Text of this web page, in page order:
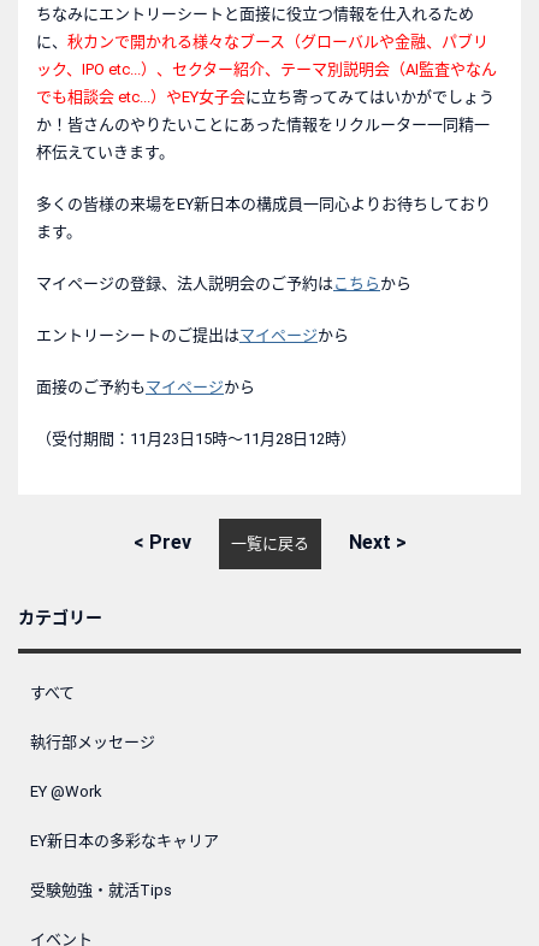
ちなみにエントリーシートと面接に役立つ情報を仕入れるため
に、 秋カンで開かれる様々なブース（グローバルや金融、パブリ
ック、IPO etc...）、セクター紹介、テーマ別説明会（AI監査やなん
でも相談会 etc...）やEY女子会に立ち寄ってみてはいかがでしょう
か！皆さんのやりたいことにあった情報をリクルーター一同精一
杯伝えていきます。
多くの皆様の来場をEY新日本の構成員一同心よりお待ちしており
ます。
マイページの登録、法人説明会のご予約は こちら から
エントリーシートのご提出はマイページから
面接のご予約もマイページから
（受付期間：11月23日15時～11月28日12時）
< Prev 一覧に戻る Next >
カテゴリー
すべて
執行部メッセージ
EY @Work
EY新日本の多彩なキャリア
受験勉強・就活Tips
イベント